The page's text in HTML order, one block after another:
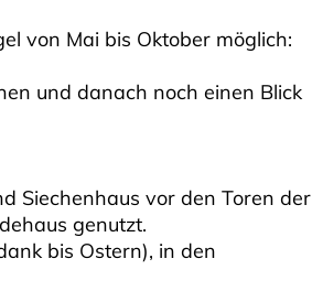
von Mai bis Oktober möglich:
und danach noch einen Blick
Siechenhaus vor den Toren der
genutzt.
bis Ostern), in den